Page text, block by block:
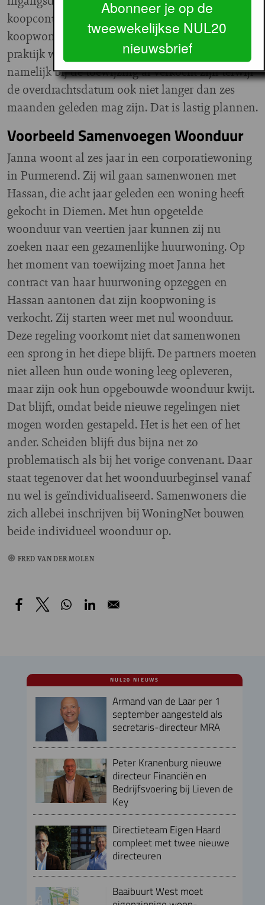
koopcontract. Theoretisch mag je dus ook een
koopwoning achterlaten, maar dat zal in de
praktijk weinig voorkomen: de woning moet
namelijk bij de toewijzing al verkocht zijn terwijl
de overdrachtsdatum ook niet langer dan zes
maanden geleden mag zijn. Dat is lastig plannen.
Voorbeeld Samenvoegen Woonduur
Janna woont al zes jaar in een corporatiewoning
in Purmerend. Zij wil gaan samenwonen met
Hassan, die acht jaar geleden een woning heeft
gekocht in Diemen. Met hun opgetelde
woonduur van veertien jaar kunnen zij nu
zoeken naar een gezamenlijke huurwoning. Op
het moment van toewijzing moet Janna het
contract van haar huurwoning opzeggen en
Hassan aantonen dat zijn koopwoning is
verkocht. Zij starten weer met nul woonduur.
Deze regeling voorkomt niet dat samenwonen
een sprong in het diepe blijft. De partners moeten
niet alleen hun oude woning leeg opleveren,
maar zijn ook hun opgebouwde woonduur kwijt.
Dat blijft, omdat beide nieuwe regelingen niet
mogen worden gestapeld. Het is het een of het
ander. Scheiden blijft dus bijna net zo
problematisch als bij het vorige convenant. Daar
staat tegenover dat het woonduurbeginsel vanaf
nu wel is geïndividualiseerd. Samenwoners die
zich allebei inschrijven bij WoningNet bouwen
beide individueel woonduur op.
FRED VAN DER MOLEN
NUL20 NIEUWS
Armand van de Laar per 1
september aangesteld als
secretaris-directeur MRA
Peter Kranenburg nieuwe
directeur Financiën en
Bedrijfsvoering bij Lieven de
Key
Directieteam Eigen Haard
compleet met twee nieuwe
directeuren
Baaibuurt West moet
Abonneer je op de
tweewekelijkse NUL20
nieuwsbrief